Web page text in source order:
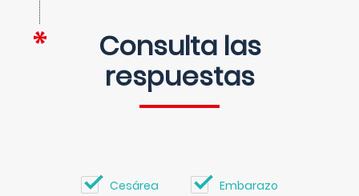
Consulta las
respuestas
Cesárea Embarazo